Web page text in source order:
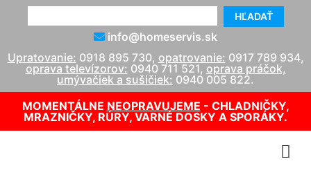
HĽADAŤ
info@homeservis.sk
Upratovanie: 0918 895 730, opatrovanie: 0917 789 934,
oprava televízorov: 0940 711 521, oprava práčok,
umývačiek a sušičiek: 0940 005 822.
MOMENTÁLNE NEOPRAVUJEME - CHLADNIČKY,
MRAZNIČKY, RÚRY, VARNÉ DOSKY A SPORÁKY.